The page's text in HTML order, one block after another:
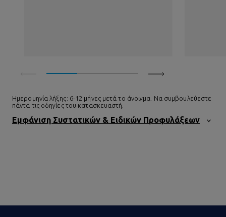
Ημερομηνία λήξης: 6-12 μήνες μετά το άνοιγμα. Να συμβουλεύεστε
πάντα τις οδηγίες του κατασκευαστή.
Εμφάνιση Συστατικών & Ειδικών Προφυλάξεων